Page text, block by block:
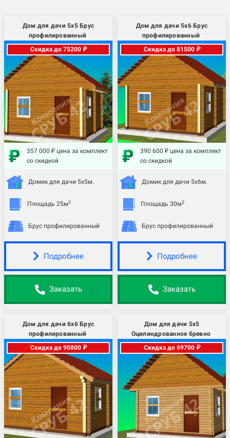
Дом для дачи 5х5 Брус
профилированный
Скидка до 75200 ₽
357 000 ₽ цена за комплект
со скидкой
Домик для дачи 5х5м.
Площадь 25м2
Брус профилированный
Подробнее
Заказать
Дом для дачи 5х6 Брус
профилированный
Скидка до 81500 ₽
390 600 ₽ цена за комплект
со скидкой
Домик для дачи 5х6м.
Площадь 30м2
Брус профилированный
Подробнее
Заказать
Дом для дачи 6х6 Брус
профилированный
Скидка до 90800 ₽
Дом для дачи 5х5
Оцилиндрованное бревно
Скидка до 69700 ₽